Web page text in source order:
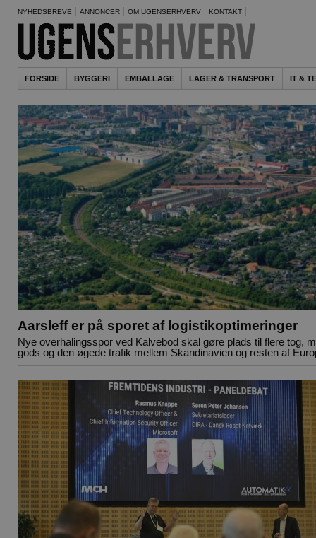
NYHEDSBREVE ANNONCER OM UGENSERHVERV KONTAKT
FORSIDE BYGGERI EMBALLAGE LAGER & TRANSPORT IT &
Aarsleff er på sporet af logistikoptimeringer
Nye overhalingsspor ved Kalvebod skal gøre plads til flere tog,
gods og den øgede trafik mellem Skandinavien og resten af